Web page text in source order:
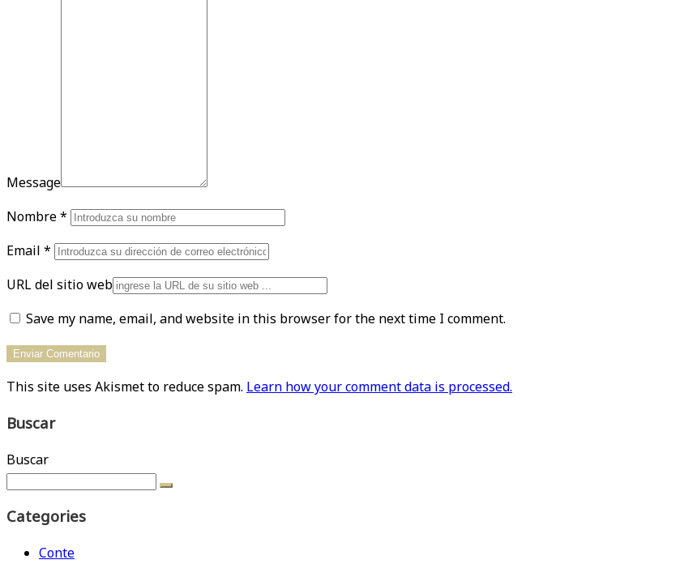
Message
Nombre*
Email *
URL del sitio web
Save my name, email, and website in this browser for the next time I comment.
This site uses Akismet to reduce spam. Learn how your comment data is processed.
Buscar
Buscar
Categories
Conte